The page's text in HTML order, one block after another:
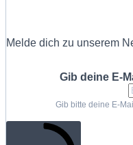
Melde dich zu unserem
Gib deine E-
Gib bitte deine E-